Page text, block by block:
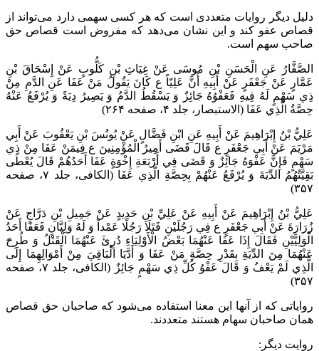
دلیل دیگر روایات متعددی است که هر کسی سهمی دارد می‌تواند از
قصاص عفو کند و این نشان می‌دهد که مفروض است قصاص حق
صاحب سهم است.
الصَّفَّارُ عَنِ الْحَسَنِ بْنِ مُوسَى عَنْ غِيَاثِ بْنِ كَلُّوبٍ عَنْ إِسْحَاقَ بْنِ
عَمَّارٍ عَنْ جَعْفَرٍ عَنْ أَبِيهِ أَنَّ عَلِيّاً ع كَانَ يَقُولُ مَنْ عَفَا عَنِ الدَّمِ مِنْ
ذِي سَهْمٍ لَهُ فِيهِ فَعَفْوُهُ جَائِزٌ وَ يَسْقُطُ الدَّمُ وَ يَصِيرُ دِيَةً وَ يُرْفَعُ عَنْهُ
حِصَّةُ الَّذِي عَفَا‌ (الاستبصار، جلد ۴، صفحه ۲۶۴)
عَلِيُّ بْنُ إِبْرَاهِيمَ عَنْ أَبِيهِ عَنِ ابْنِ فَضَّالٍ عَنْ يُونُسَ بْنِ يَعْقُوبَ عَنْ أَبِي
مَرْيَمَ عَنْ أَبِي جَعْفَرٍ ع قَالَ قَضَى أَمِيرُ الْمُؤْمِنِينَ ع فِيمَنْ عَفَا مِنْ ذِي
سَهْمٍ فَإِنَّ عَفْوَهُ جَائِزٌ وَ قَضَى فِي أَرْبَعَةِ إِخْوَةٍ عَفَا أَحَدُهُمْ قَالَ يُعْطَى
بَقِيَّتُهُمُ الدِّيَةَ وَ يُرْفَعُ عَنْهُمْ بِحِصَّةِ الَّذِي عَفَا‌ (الکافی، جلد ۷، صفحه
۳۵۷)
عَلِيُّ بْنُ إِبْرَاهِيمَ عَنْ أَبِيهِ عَنْ عَلِيِّ بْنِ حَدِيدٍ عَنْ جَمِيلِ بْنِ دَرَّاجٍ عَنْ
زُرَارَةَ عَنْ أَبِي جَعْفَرٍ ع فِي رَجُلَيْنِ قَتَلَا رَجُلًا عَمْداً وَ لَهُ وَلِيَّانِ فَعَفَا أَحَدُ
الْوَلِيَّيْنِ فَقَالَ إِذَا عَفَا عَنْهُمَا بَعْضُ الْأَوْلِيَاءِ دُرِئَ عَنْهُمَا الْقَتْلُ وَ طُرِحَ
عَنْهُمَا مِنَ الدِّيَةِ بِقَدْرِ حِصَّةِ مَنْ عَفَا وَ أَدَّيَا الْبَاقِيَ مِنْ أَمْوَالِهِمَا إِلَى
الَّذِي لَمْ يَعْفُ وَ قَالَ عَفْوُ كُلِّ ذِي سَهْمٍ جَائِزٌ‌ (الکافی، جلد ۷، صفحه
۳۵۷)
روایاتی که از آنها این معنا استفاده می‌شود که صاحبان حق قصاص
همان صاحبان سهام هستند متعددند.
روایت دیگر: